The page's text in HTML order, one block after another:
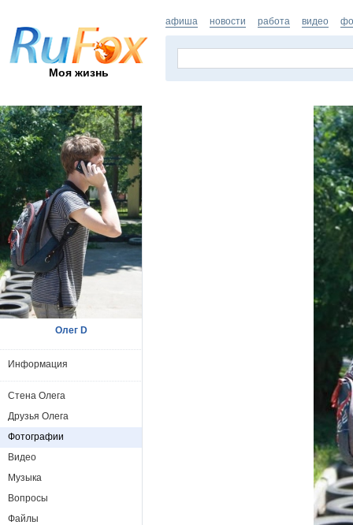
Моя жизнь
афиша новости работа видео
Олег D
Информация
Стена Олега
Друзья Олега
Фотографии
Видео
Музыка
Вопросы
Файлы